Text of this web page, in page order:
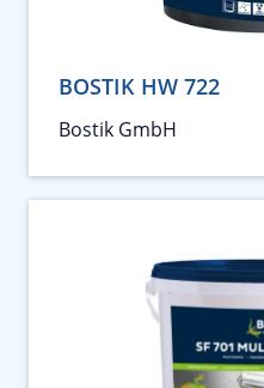
BOSTIK HW 722
Bostik GmbH